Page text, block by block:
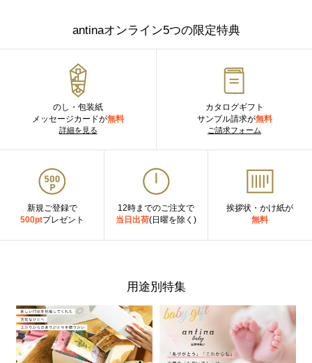
antinaオンライン5つの限定特典
のし・包装紙
メッセージカードが無料
詳細を見る
カタログギフト
サンプル請求が無料
ご請求フォーム
新規ご登録で
500ptプレゼント
12時までのご注文で
当日出荷(日曜を除く)
挨拶状・かけ紙が
無料
用途別特集